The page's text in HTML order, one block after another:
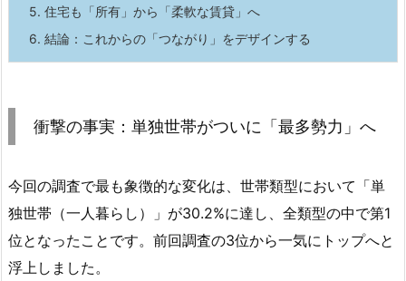
5. 住宅も「所有」から「柔軟な賃貸」へ
6. 結論：これからの「つながり」をデザインする
衝撃の事実：単独世帯がついに「最多勢力」へ
今回の調査で最も象徴的な変化は、世帯類型において「単
独世帯（一人暮らし）」が30.2%に達し、全類型の中で第1
位となったことです。前回調査の3位から一気にトップへと
浮上しました。